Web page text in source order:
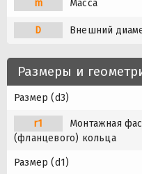
m Масса
D Внешний
Размеры и
Размер (d3)
r1
Монтажная
(фланцевого) кольца
Размер (d1)